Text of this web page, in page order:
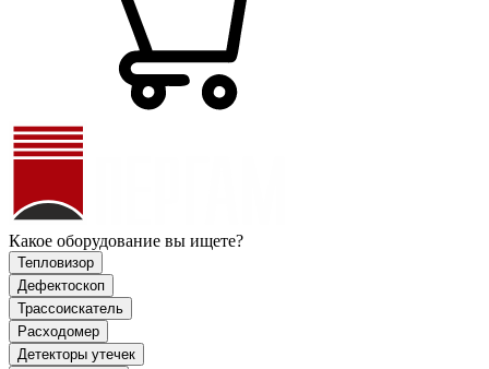
Какое оборудование вы ищете?
Тепловизор
Дефектоскоп
Трассоискатель
Расходомер
Детекторы утечек